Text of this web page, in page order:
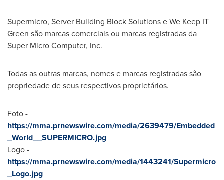
Supermicro, Server Building Block Solutions e We Keep IT
Green são marcas comerciais ou marcas registradas da
Super Micro Computer, Inc.
Todas as outras marcas, nomes e marcas registradas são
propriedade de seus respectivos proprietários.
Foto -
https://mma.prnewswire.com/media/2639479/Embedded
_World__SUPERMICRO.jpg
Logo -
https://mma.prnewswire.com/media/1443241/Supermicro
_Logo.jpg